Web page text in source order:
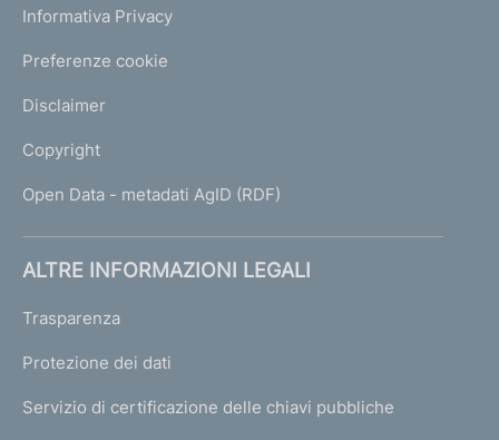
Informativa Privacy
Preferenze cookie
Disclaimer
Copyright
Open Data - metadati AgID (RDF)
ALTRE INFORMAZIONI LEGALI
Trasparenza
Protezione dei dati
Servizio di certificazione delle chiavi pubbliche